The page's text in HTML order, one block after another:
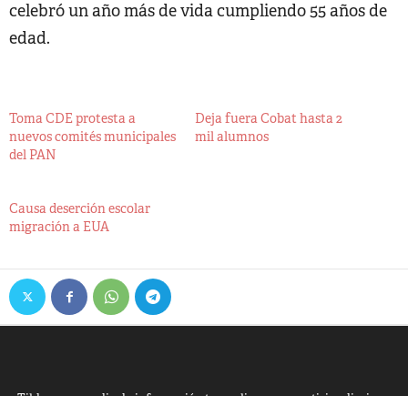
celebró un año más de vida cumpliendo 55 años de
edad.
Toma CDE protesta a
nuevos comités municipales
del PAN
Deja fuera Cobat hasta 2
mil alumnos
Causa deserción escolar
migración a EUA